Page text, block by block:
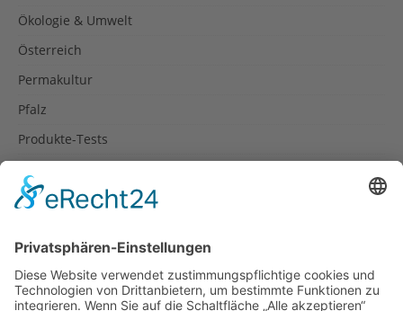
Ökologie & Umwelt
Österreich
Permakultur
Pfalz
Produkte-Tests
Rezepte
Spanien
Südtirol